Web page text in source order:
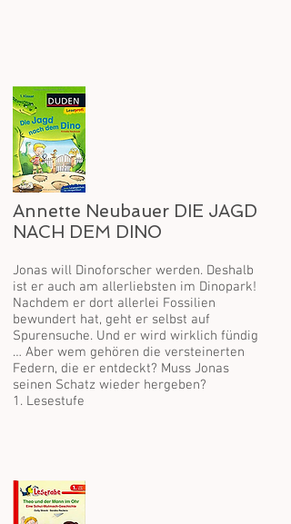
Annette Neubauer DIE JAGD
NACH DEM DINO
Jonas will Dinoforscher werden. Deshalb
ist er auch am allerliebsten im Dinopark!
Nachdem er dort allerlei Fossilien
bewundert hat, geht er selbst auf
Spurensuche. Und er wird wirklich fündig
… Aber wem gehören die versteinerten
Federn, die er entdeckt? Muss Jonas
seinen Schatz wieder hergeben?
1. Lesestufe